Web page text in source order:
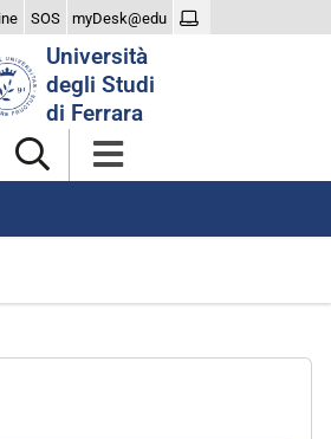
SOS myDesk@edu
Università
degli Studi
di Ferrara